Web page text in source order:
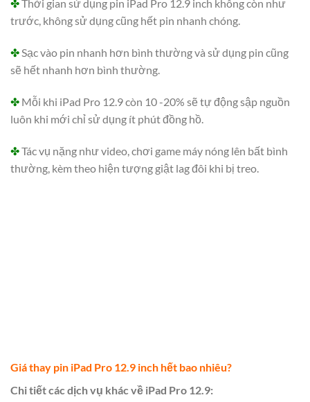
✤Thời gian sử dụng pin iPad Pro 12.9 inch không còn như
trước, không sử dụng cũng hết pin nhanh chóng.
✤Sạc vào pin nhanh hơn bình thường và sử dụng pin cũng
sẽ hết nhanh hơn bình thường.
✤ Mỗi khi iPad Pro 12.9 còn 10 -20% sẽ tự động sập nguồn
luôn khi mới chỉ sử dụng ít phút đồng hồ.
✤Tác vụ nặng như video, chơi game máy nóng lên bất bình
thường, kèm theo hiện tượng giật lag đôi khi bị treo.
Giá thay pin iPad Pro 12.9 inch hết bao nhiêu?
Chi tiết các dịch vụ khác về iPad Pro 12.9: